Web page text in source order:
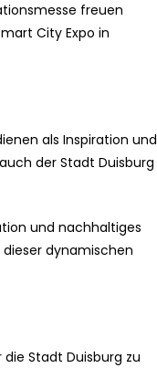
freuen
City Expo in
als Inspiration und
der Stadt Duisburg
und nachhaltiges
dynamischen
Stadt Duisburg zu